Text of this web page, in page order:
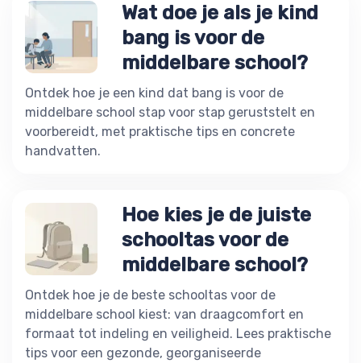
Wat doe je als je kind
bang is voor de
middelbare school?
Ontdek hoe je een kind dat bang is voor de
middelbare school stap voor stap geruststelt en
voorbereidt, met praktische tips en concrete
handvatten.
Hoe kies je de juiste
schooltas voor de
middelbare school?
Ontdek hoe je de beste schooltas voor de
middelbare school kiest: van draagcomfort en
formaat tot indeling en veiligheid. Lees praktische
tips voor een gezonde, georganiseerde